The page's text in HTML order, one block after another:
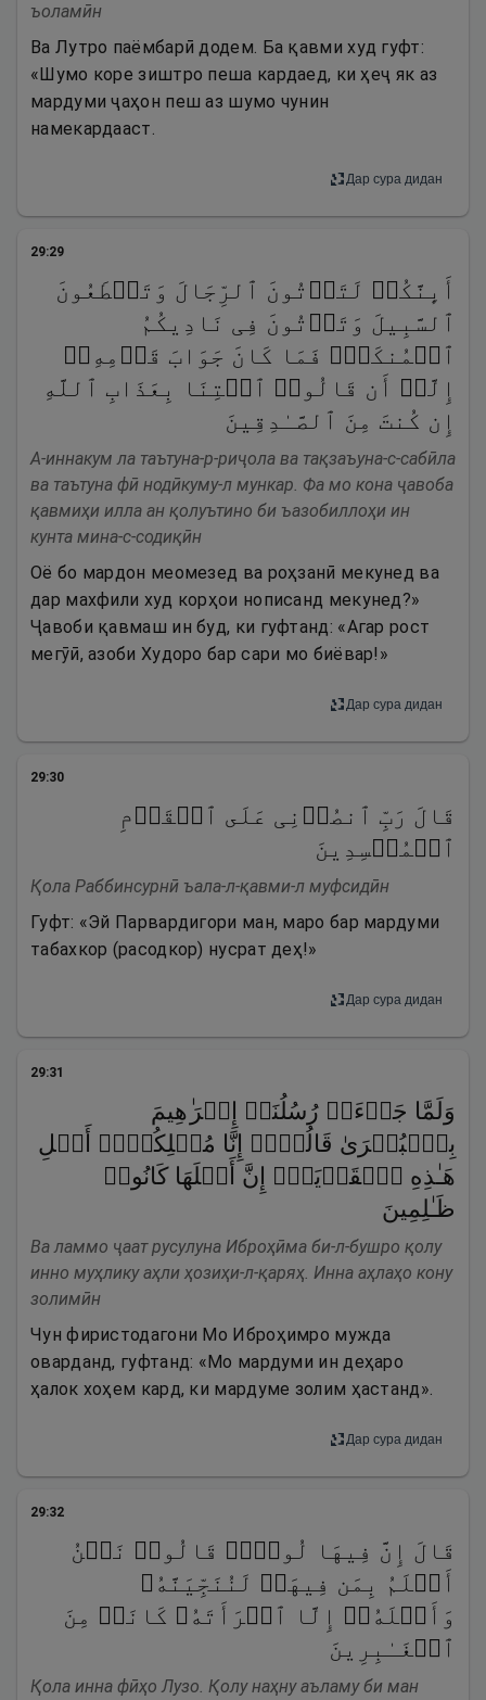
ъоламӣн
Ва Лутро паёмбарӣ додем. Ба қавми худ гуфт:
«Шумо коре зиштро пеша кардаед, ки ҳеҷ як аз
мардуми ҷаҳон пеш аз шумо чунин
намекардааст.
Дар сура дидан
29:29
أَىِٕنَّكُمۡ لَتَأۡتُونَ ٱلرِّجَالَ وَتَقۡطَعُونَ
ٱلسَّبِیلَ وَتَأۡتُونَ فِی نَادِیكُمُ
ٱلۡمُنكَرَۖ فَمَا كَانَ جَوَابَ قَوۡمِهِۦۤ
إِلَّاۤ أَن قَالُوا۟ ٱئۡتِنَا بِعَذَابِ ٱللَّهِ
إِن كُنتَ مِنَ ٱلصَّـٰدِقِینَ
А-иннакум ла таътуна-р-риҷола ва тақзаъуна-с-сабӣла
ва таътуна фӣ нодӣкуму-л мункар. Фа мо кона ҷавоба
қавмиҳи илла ан қолуътино би ъазобиллоҳи ин
кунта мина-с-содиқӣн
Оё бо мардон меомезед ва роҳзанӣ мекунед ва
дар махфили худ корҳои нописанд мекунед?»
Ҷавоби қавмаш ин буд, ки гуфтанд: «Агар рост
мегӯӣ, азоби Худоро бар сари мо биёвар!»
Дар сура дидан
29:30
قَالَ رَبِّ ٱنصُرۡنِی عَلَى ٱلۡقَوۡمِ
ٱلۡمُفۡسِدِینَ
Қола Раббинсурнӣ ъала-л-қавми-л муфсидӣн
Гуфт: «Эй Парвардигори ман, маро бар мардуми
табахкор (расодкор) нусрат деҳ!»
Дар сура дидан
29:31
وَلَمَّا جَاۤءَتۡ رُسُلُنَاۤ إِبۡرَ ٰ⁠هِیمَ
بِٱلۡبُشۡرَىٰ قَالُوۤا۟ إِنَّا مُهۡلِكُوۤا۟ أَهۡلِ
هَـٰذِهِ ٱلۡقَرۡیَةِۖ إِنَّ أَهۡلَهَا كَانُوا۟
ظَـٰلِمِینَ
Ва ламмо ҷаат русулуна Иброҳӣма би-л-бушро қолу
инно муҳлику аҳли ҳозиҳи-л-қаряҳ. Инна аҳлаҳо кону
золимӣн
Чун фиристодагони Мо Иброҳимро мужда
оварданд, гуфтанд: «Мо мардуми ин деҳаро
ҳалок хоҳем кард, ки мардуме золим ҳастанд».
Дар сура дидан
29:32
قَالَ إِنَّ فِیهَا لُوطࣰاۚ قَالُوا۟ نَحۡنُ
أَعۡلَمُ بِمَن فِیهَاۖ لَنُنَجِّیَنَّهُۥ
وَأَهۡلَهُۥۤ إِلَّا ٱمۡرَأَتَهُۥ كَانَتۡ مِنَ
ٱلۡغَـٰبِرِینَ
Қола инна фӣҳо Лузо. Қолу наҳну аъламу би ман